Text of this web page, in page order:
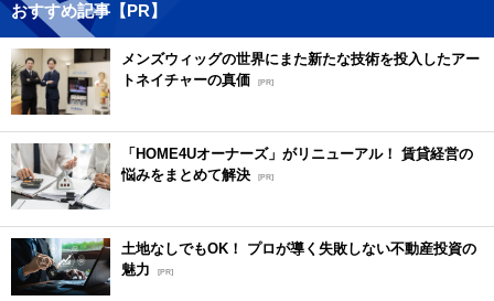
おすすめ記事【PR】
メンズウィッグの世界にまた新たな技術を投入したアー
トネイチャーの真価 [PR]
「HOME4Uオーナーズ」がリニューアル！ 賃貸経営の
悩みをまとめて解決 [PR]
土地なしでもOK！ プロが導く失敗しない不動産投資の
魅力
[PR]